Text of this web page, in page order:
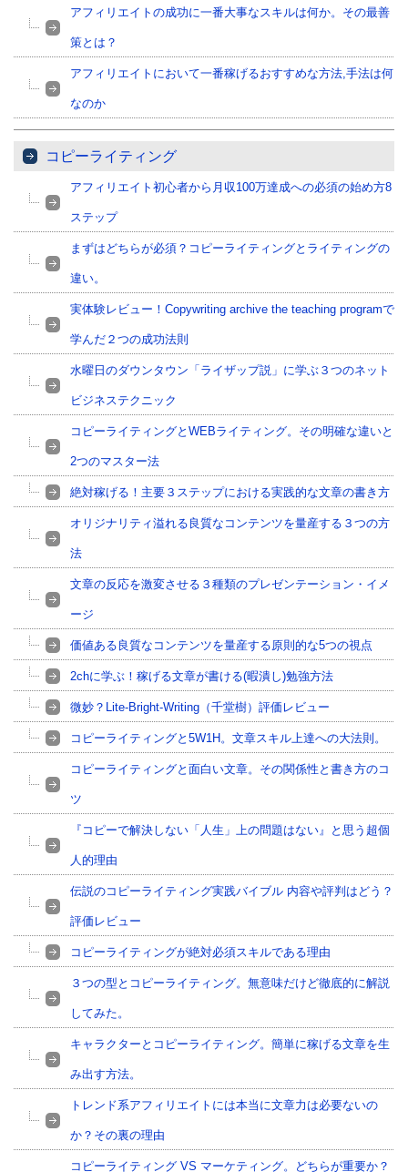
アフィリエイトの成功に一番大事なスキルは何か。その最善
策とは？
アフィリエイトにおいて一番稼げるおすすめな方法,手法は何
なのか
コピーライティング
アフィリエイト初心者から月収100万達成への必須の始め方8
ステップ
まずはどちらが必須？コピーライティングとライティングの
違い。
実体験レビュー！Copywriting archive the teaching programで
学んだ２つの成功法則
水曜日のダウンタウン「ライザップ説」に学ぶ３つのネット
ビジネステクニック
コピーライティングとWEBライティング。その明確な違いと
2つのマスター法
絶対稼げる！主要３ステップにおける実践的な文章の書き方
オリジナリティ溢れる良質なコンテンツを量産する３つの方
法
文章の反応を激変させる３種類のプレゼンテーション・イメ
ージ
価値ある良質なコンテンツを量産する原則的な5つの視点
2chに学ぶ！稼げる文章が書ける(暇潰し)勉強方法
微妙？Lite-Bright-Writing（千堂樹）評価レビュー
コピーライティングと5W1H。文章スキル上達への大法則。
コピーライティングと面白い文章。その関係性と書き方のコ
ツ
『コピーで解決しない「人生」上の問題はない』と思う超個
人的理由
伝説のコピーライティング実践バイブル 内容や評判はどう？
評価レビュー
コピーライティングが絶対必須スキルである理由
３つの型とコピーライティング。無意味だけど徹底的に解説
してみた。
キャラクターとコピーライティング。簡単に稼げる文章を生
み出す方法。
トレンド系アフィリエイトには本当に文章力は必要ないの
か？その裏の理由
コピーライティング VS マーケティング。どちらが重要か？